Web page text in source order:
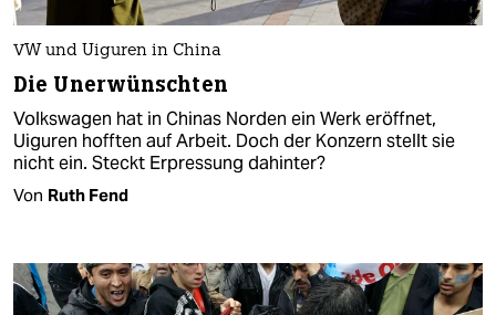
VW und Uiguren in China
Die Unerwünschten
Volkswagen hat in Chinas Norden ein Werk eröffnet,
Uiguren hofften auf Arbeit. Doch der Konzern stellt sie
nicht ein. Steckt Erpressung dahinter?
Von Ruth Fend